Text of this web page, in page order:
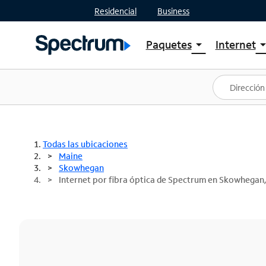
Residencial Business
Paquetesarrow_drop_down
Ver paquetes
Spectrum One
Mejores ofertas
Internetarrow_drop_down
Planes
Todas las ubicaciones
Maine
Skowhegan
Internet por fibra óptica de Spectrum en